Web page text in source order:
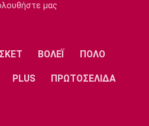
μας
ΒΟΛΕΪ ΠΟΛΟ
PLUS ΠΡΩΤΟΣΕΛΙΔΑ